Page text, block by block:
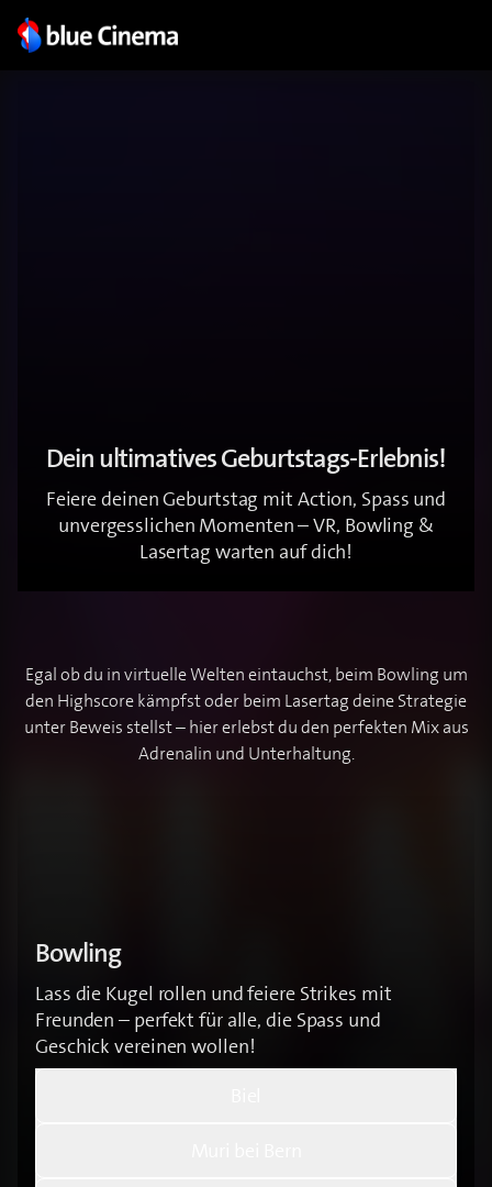
Dein ultimatives Geburtstags-Erlebnis!
Feiere deinen Geburtstag mit Action, Spass und
unvergesslichen Momenten – VR, Bowling &
Lasertag warten auf dich!
Egal ob du in virtuelle Welten eintauchst, beim Bowling um
den Highscore kämpfst oder beim Lasertag deine Strategie
unter Beweis stellst – hier erlebst du den perfekten Mix aus
Adrenalin und Unterhaltung.
Bowling
Lass die Kugel rollen und feiere Strikes mit
Freunden – perfekt für alle, die Spass und
Geschick vereinen wollen!